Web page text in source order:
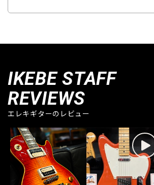
IKEBE STAFF
REVIEWS
エレキギターのレビュー